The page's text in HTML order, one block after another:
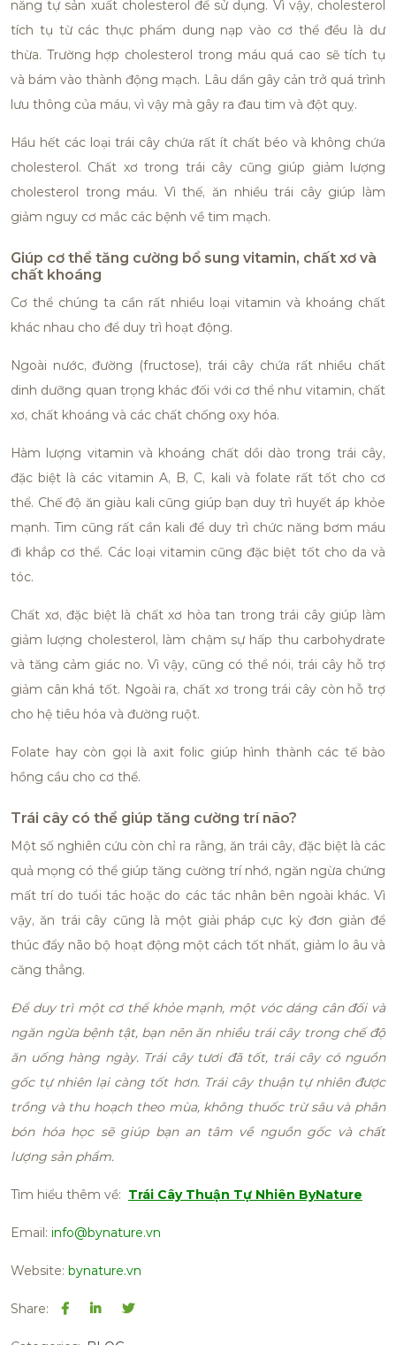
năng tự sản xuất cholesterol để sử dụng. Vì vậy, cholesterol
tích tụ từ các thực phẩm dung nạp vào cơ thể đều là dư
thừa. Trường hợp cholesterol trong máu quá cao sẽ tích tụ
và bám vào thành động mạch. Lâu dần gây cản trở quá trình
lưu thông của máu, vì vậy mà gây ra đau tim và đột quỵ.
Hầu hết các loại trái cây chứa rất ít chất béo và không chứa
cholesterol. Chất xơ trong trái cây cũng giúp giảm lượng
cholesterol trong máu. Vì thế, ăn nhiều trái cây giúp làm
giảm nguy cơ mắc các bệnh về tim mạch.
Giúp cơ thể tăng cường bổ sung vitamin, chất xơ và
chất khoáng
Cơ thể chúng ta cần rất nhiều loại vitamin và khoáng chất
khác nhau cho để duy trì hoạt động.
Ngoài nước, đường (fructose), trái cây chứa rất nhiều chất
dinh dưỡng quan trọng khác đối với cơ thể như vitamin, chất
xơ, chất khoáng và các chất chống oxy hóa.
Hàm lượng vitamin và khoáng chất dồi dào trong trái cây,
đặc biệt là các vitamin A, B, C, kali và folate rất tốt cho cơ
thể. Chế độ ăn giàu kali cũng giúp bạn duy trì huyết áp khỏe
mạnh. Tim cũng rất cần kali để duy trì chức năng bơm máu
đi khắp cơ thể. Các loại vitamin cũng đặc biệt tốt cho da và
tóc.
Chất xơ, đặc biệt là chất xơ hòa tan trong trái cây giúp làm
giảm lượng cholesterol, làm chậm sự hấp thu carbohydrate
và tăng cảm giác no. Vì vậy, cũng có thể nói, trái cây hỗ trợ
giảm cân khá tốt. Ngoài ra, chất xơ trong trái cây còn hỗ trợ
cho hệ tiêu hóa và đường ruột.
Folate hay còn gọi là axit folic giúp hình thành các tế bào
hồng cầu cho cơ thể.
Trái cây có thể giúp tăng cường trí não?
Một số nghiên cứu còn chỉ ra rằng, ăn trái cây, đặc biệt là các
quả mọng có thể giúp tăng cường trí nhớ, ngăn ngừa chứng
mất trí do tuổi tác hoặc do các tác nhân bên ngoài khác. Vì
vậy, ăn trái cây cũng là một giải pháp cực kỳ đơn giản để
thúc đẩy não bộ hoạt động một cách tốt nhất, giảm lo âu và
căng thẳng.
Để duy trì một cơ thể khỏe mạnh, một vóc dáng cân đối và
ngăn ngừa bệnh tật, bạn nên ăn nhiều trái cây trong chế độ
ăn uống hàng ngày. Trái cây tươi đã tốt, trái cây có nguồn
gốc tự nhiên lại càng tốt hơn. Trái cây thuận tự nhiên được
trồng và thu hoạch theo mùa, không thuốc trừ sâu và phân
bón hóa học sẽ giúp bạn an tâm về nguồn gốc và chất
lượng sản phẩm.
Tìm hiểu thêm về: Trái Cây Thuận Tự Nhiên ByNature
Email: info@bynature.vn
Website: bynature.vn
Share: